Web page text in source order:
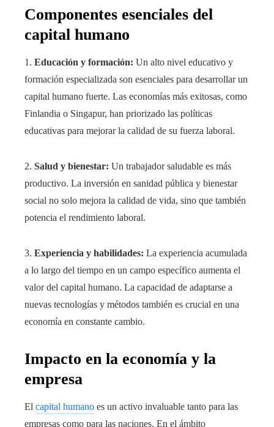
Componentes esenciales del
capital humano
1. Educación y formación: Un alto nivel educativo y
formación especializada son esenciales para desarrollar un
capital humano fuerte. Las economías más exitosas, como
Finlandia o Singapur, han priorizado las políticas
educativas para mejorar la calidad de su fuerza laboral.
2. Salud y bienestar: Un trabajador saludable es más
productivo. La inversión en sanidad pública y bienestar
social no solo mejora la calidad de vida, sino que también
potencia el rendimiento laboral.
3. Experiencia y habilidades: La experiencia acumulada
a lo largo del tiempo en un campo específico aumenta el
valor del capital humano. La capacidad de adaptarse a
nuevas tecnologías y métodos también es crucial en una
economía en constante cambio.
Impacto en la economía y la
empresa
El capital humano es un activo invaluable tanto para las
empresas como para las naciones. En el ámbito